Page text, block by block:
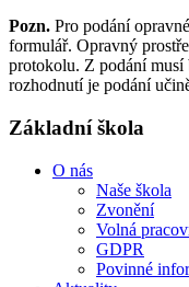
Pozn. Pro podání
formulář. Opravný
protokolu. Z podání
rozhodnutí je podání
Základní škola
O nás
Naše škola
Zvonění
Volná
GDPR
Povinné